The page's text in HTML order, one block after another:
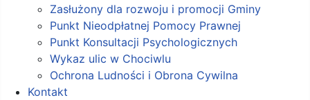
Zasłużony dla rozwoju i promocji Gminy
Punkt Nieodpłatnej Pomocy Prawnej
Punkt Konsultacji Psychologicznych
Wykaz ulic w Chociwlu
Ochrona Ludności i Obrona Cywilna
Kontakt